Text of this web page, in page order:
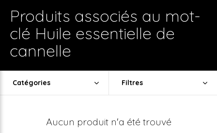
Produits associés au mot-
clé Huile essentielle de
cannelle
Catégories Filtres
Aucun produit n'a été trouvé